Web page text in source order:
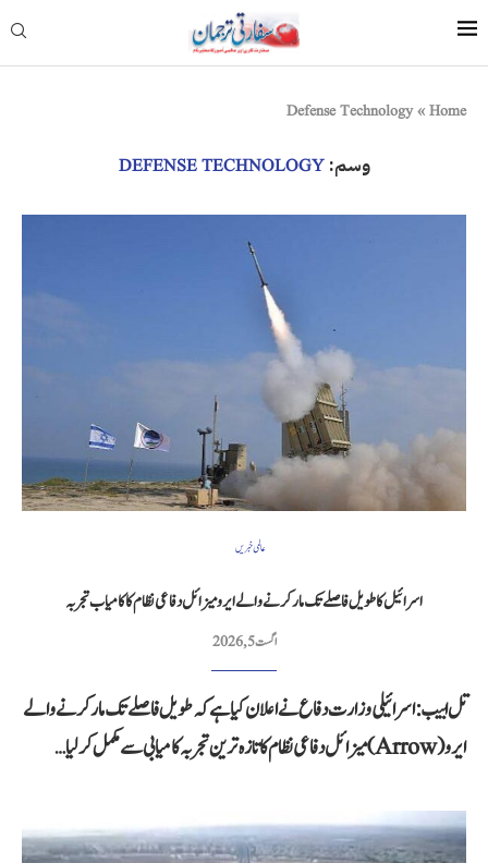
Home
»
Defense Technology
وسم:DEFENSE TECHNOLOGY
عالمی خبریں
اسرائیل کا طویل فاصلے تک مار کرنے والے ایرو میزائل دفاعی نظام کا کامیاب تجربہ
اگست 5, 2026
تل ابیب: اسرائیلی وزارت دفاع نے اعلان کیا ہے کہ طویل فاصلے تک مار کرنے والے
ایرو (Arrow) میزائل دفاعی نظام کا تازہ ترین تجربہ کامیابی سے مکمل کر لیا…